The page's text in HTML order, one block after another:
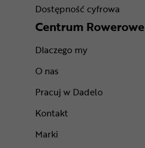
Dostępność cyfrowa
Centrum Rowerowe
Dlaczego my
O nas
Pracuj w Dadelo
Kontakt
Marki